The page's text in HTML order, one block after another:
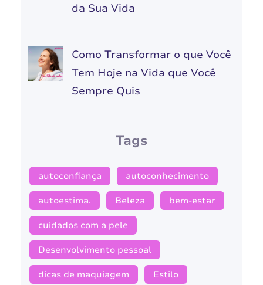
da Sua Vida
Como Transformar o que Você
Tem Hoje na Vida que Você
Sempre Quis
Tags
autoconfiança autoconhecimento
autoestima. Beleza bem-estar
cuidados com a pele
Desenvolvimento pessoal
dicas de maquiagem Estilo